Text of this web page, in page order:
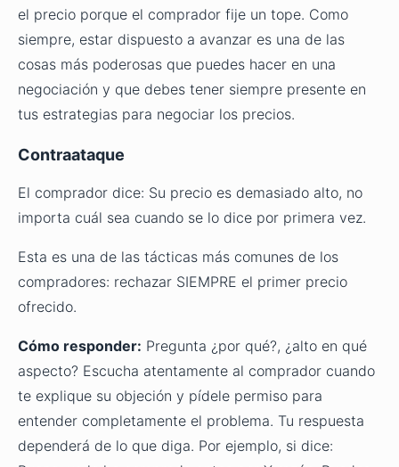
el precio porque el comprador fije un tope. Como
siempre, estar dispuesto a avanzar es una de las
cosas más poderosas que puedes hacer en una
negociación y que debes tener siempre presente en
tus estrategias para negociar los precios.
Contraataque
El comprador dice: Su precio es demasiado alto, no
importa cuál sea cuando se lo dice por primera vez.
Esta es una de las tácticas más comunes de los
compradores: rechazar SIEMPRE el primer precio
ofrecido.
Cómo responder: Pregunta ¿por qué?, ¿alto en qué
aspecto? Escucha atentamente al comprador cuando
te explique su objeción y pídele permiso para
entender completamente el problema. Tu respuesta
dependerá de lo que diga. Por ejemplo, si dice: